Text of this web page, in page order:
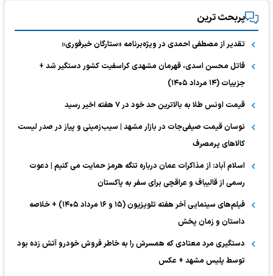
پربحث ترین
تقدیر از مصطفی احمدی در ویژه‌برنامه «ستارگان خبرفوری»
قاتل محسن اسدی، قهرمان مشهدی کراسفیت کشور دستگیر شد +
جزییات (۱۴ مرداد ۱۴۰۵)
قیمت اونس طلا به بالاترین حد خود در ۷ هفته اخیر رسید
نوسان قیمت صیفی‌جات در بازار مشهد | سیب‌زمینی و پیاز در صدر لیست
کالا‌های پرمصرف
اسلام آباد: از مذاکرات عمان درباره تنگه هرمز حمایت می کنیم | دعوت
رسمی از قالیباف و عراقچی برای سفر به پاکستان
فیلم‌های سینمایی آخر هفته تلویزیون (۱۵ و ۱۶ مرداد ۱۴۰۵) + خلاصه
داستان و زمان پخش
دستگیری مرد معتادی که همسرش را به خاطر فروش خودرو آتش زده بود
توسط پلیس مشهد + عکس